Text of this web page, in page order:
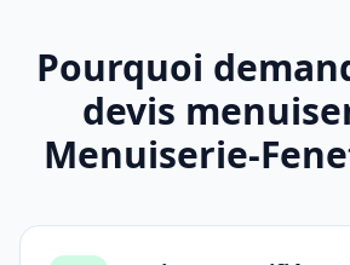
Pourquoi
devis
Menuiserie-